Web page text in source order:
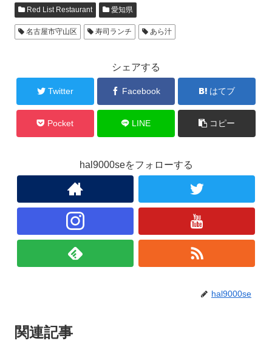
Red List Restaurant 愛知県
名古屋市守山区 寿司ランチ あら汁
シェアする
Twitter Facebook はてブ
Pocket LINE コピー
hal9000seをフォローする
hal9000se
関連記事